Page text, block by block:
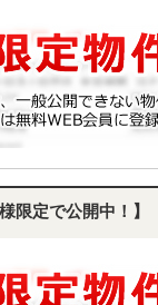
限定で公開中！】